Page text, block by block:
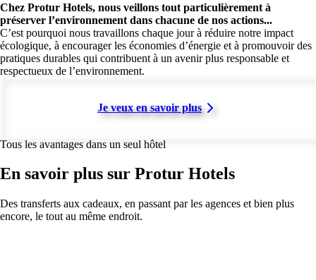
Chez Protur Hotels, nous veillons tout particulièrement à
préserver l’environnement dans chacune de nos actions...
C’est pourquoi nous travaillons chaque jour à réduire notre impact
écologique, à encourager les économies d’énergie et à promouvoir des
pratiques durables qui contribuent à un avenir plus responsable et
respectueux de l’environnement.
Je veux en savoir plus
Tous les avantages dans un seul hôtel
En savoir plus sur Protur Hotels
Des transferts aux cadeaux, en passant par les agences et bien plus
encore, le tout au même endroit.